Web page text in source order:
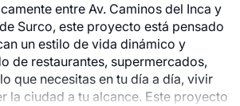
entre Av. Caminos del Inca y
Surco, este proyecto está pensado
un estilo de vida dinámico y
de restaurantes, supermercados,
que necesitas en tu día a día, vivir
la ciudad a tu alcance. Este proyecto